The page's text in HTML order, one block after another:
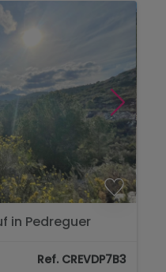
in Pedreguer
Ref. CREVDP7B3